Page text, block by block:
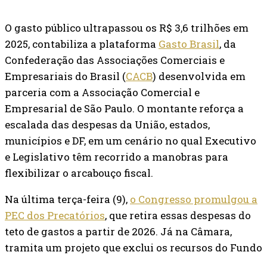
O gasto público ultrapassou os R$ 3,6 trilhões em
2025, contabiliza a plataforma Gasto Brasil, da
Confederação das Associações Comerciais e
Empresariais do Brasil (CACB) desenvolvida em
parceria com a Associação Comercial e
Empresarial de São Paulo. O montante reforça a
escalada das despesas da União, estados,
municípios e DF, em um cenário no qual Executivo
e Legislativo têm recorrido a manobras para
flexibilizar o arcabouço fiscal.
Na última terça-feira (9), o Congresso promulgou a
PEC dos Precatórios, que retira essas despesas do
teto de gastos a partir de 2026. Já na Câmara,
tramita um projeto que exclui os recursos do Fundo